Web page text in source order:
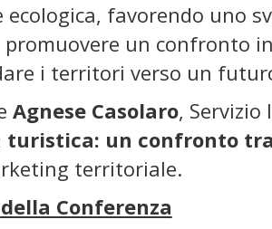
ecologica, favorendo uno
un confronto
i territori verso un
Agnese Casolaro, Servizio
un confronto
territoriale.
Conferenza